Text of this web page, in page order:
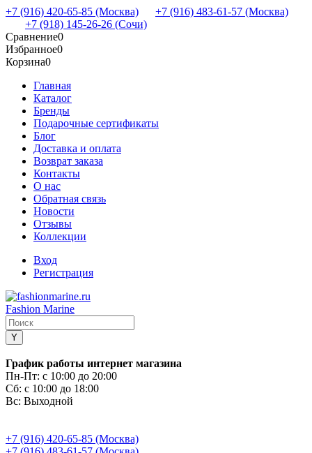
+7 (916) 420-65-85 (Москва)
+7 (916) 483-61-57 (Москва)
+7 (918) 145-26-26 (Сочи)
Сравнение0
Избранное0
Корзина0
Главная
Каталог
Бренды
Подарочные сертификаты
Блог
Доставка и оплата
Возврат заказа
Контакты
О нас
Обратная связь
Новости
Отзывы
Коллекции
Вход
Регистрация
Fashion Marine
График работы интернет магазина
Пн-Пт: с 10:00 до 20:00
Сб: с 10:00 до 18:00
Вс: Выходной
+7 (916) 420-65-85 (Москва)